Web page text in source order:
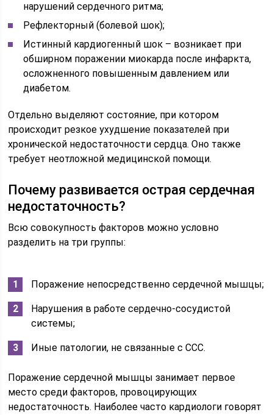
нарушений сердечного ритма;
Рефлекторный (болевой шок);
Истинный кардиогенный шок – возникает при
обширном поражении миокарда после инфаркта,
осложненного повышенным давлением или
диабетом.
Отдельно выделяют состояние, при котором
происходит резкое ухудшение показателей при
хронической недостаточности сердца. Оно также
требует неотложной медицинской помощи.
Почему развивается острая сердечная
недостаточность?
Всю совокупность факторов можно условно
разделить на три группы:
Поражение непосредственно сердечной мышцы;
Нарушения в работе сердечно-сосудистой
системы;
Иные патологии, не связанные с ССС.
Поражение сердечной мышцы занимает первое
место среди факторов, провоцирующих
недостаточность. Наиболее часто кардиологи говорят